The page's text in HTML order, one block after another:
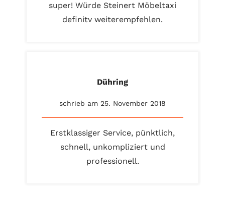
super! Würde Steinert Möbeltaxi
definitv weiterempfehlen.
Dühring
schrieb am 25. November 2018
Erstklassiger Service, pünktlich,
schnell, unkompliziert und
professionell.